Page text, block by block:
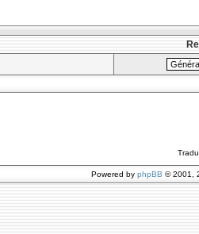
Powered by phpBB © 2001,